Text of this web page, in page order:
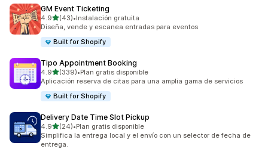
GM Event Ticketing
4.9de 5 estrellas
(43)
43 reseñas en total
•Instalación gratuita
Diseña, vende y escanea entradas para eventos
Built for Shopify
Tipo Appointment Booking
4.9de 5 estrellas
(339)
339 reseñas en total
•Plan gratis disponible
Aplicación reserva de citas para una amplia gama de servicios
Built for Shopify
Delivery Date Time Slot Pickup
4.9de 5 estrellas
(24)
24 reseñas en total
•Plan gratis disponible
Simplifica la entrega local y el envío con un selector de fecha de
entrega.